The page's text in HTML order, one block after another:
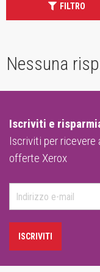
FILTRO
Nessuna
Iscriviti e
Iscriviti per ricevere
offerte Xerox
ISCRIVITI